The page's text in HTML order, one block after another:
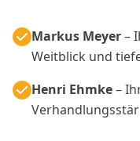
Markus Meyer–
Weitblick und
Henri Ehmke–